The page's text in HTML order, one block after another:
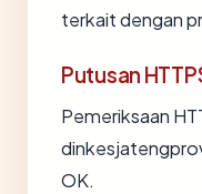
terkait dengan
Putusan
Pemeriksaan
OK.